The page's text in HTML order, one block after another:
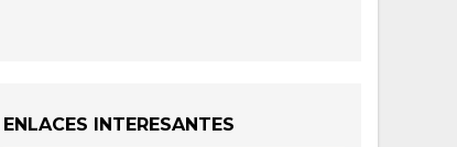
ENLACES INTERESANTES